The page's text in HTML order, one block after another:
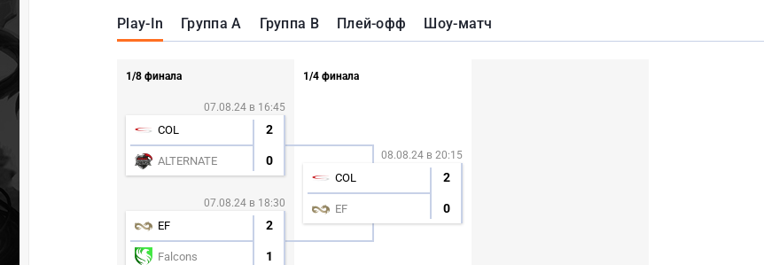
Play-In Группа А Группа B Плей-офф Шоу-матч
1/8 финала
07.08.24 в 16:45
COL 2
ALTERNATE 0
07.08.24 в 18:30
EF 2
Falcons 1
1/4 финала
08.08.24 в 20:15
COL 2
EF 0